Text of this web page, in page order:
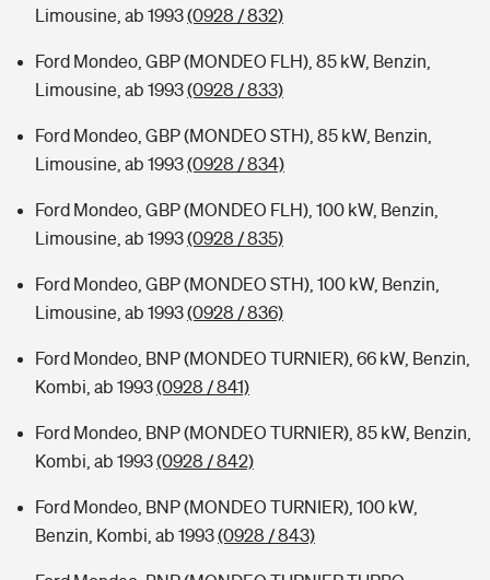
Limousine, ab 1993(0928 / 832)
Ford Mondeo, GBP (MONDEO FLH), 85 kW, Benzin,
Limousine, ab 1993(0928 / 833)
Ford Mondeo, GBP (MONDEO STH), 85 kW, Benzin,
Limousine, ab 1993(0928 / 834)
Ford Mondeo, GBP (MONDEO FLH), 100 kW, Benzin,
Limousine, ab 1993(0928 / 835)
Ford Mondeo, GBP (MONDEO STH), 100 kW, Benzin,
Limousine, ab 1993(0928 / 836)
Ford Mondeo, BNP (MONDEO TURNIER), 66 kW, Benzin,
Kombi, ab 1993(0928 / 841)
Ford Mondeo, BNP (MONDEO TURNIER), 85 kW, Benzin,
Kombi, ab 1993(0928 / 842)
Ford Mondeo, BNP (MONDEO TURNIER), 100 kW,
Benzin, Kombi, ab 1993(0928 / 843)